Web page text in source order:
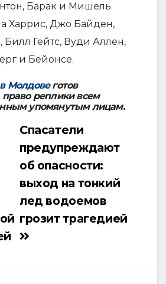
Барак и Мишель
Харрис, Джо Байден,
Гейтс, Вуди Аллен,
и Бейонсе.
Молдовеготов
право реплики всем
упомянутым лицам.
Спасатели
предупреждают
об опасности:
выход на тонкий
лед водоемов
грозит трагедией